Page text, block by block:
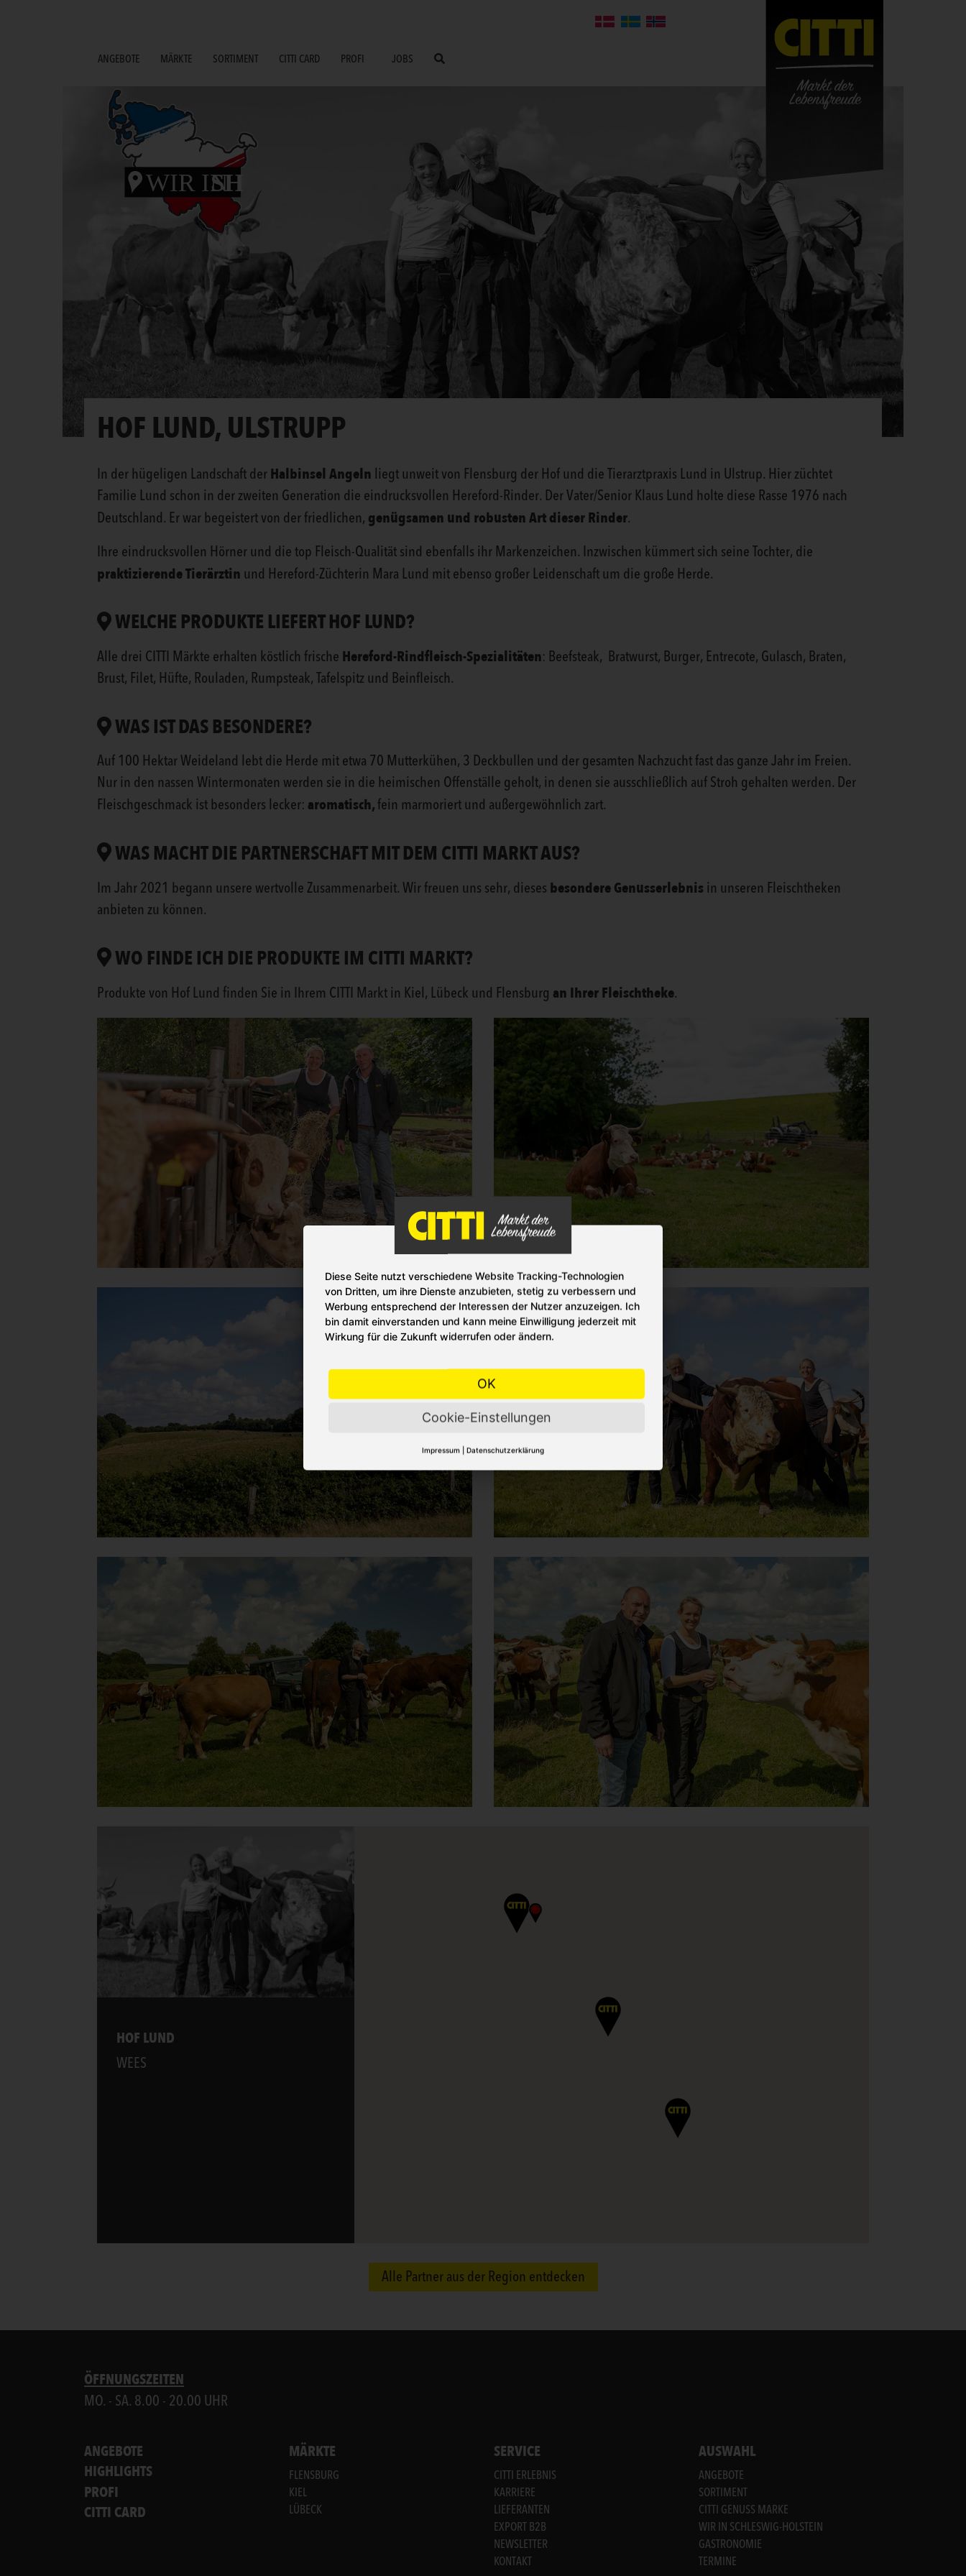
ANGEBOTE MÄRKTE SORTIMENT CITTI CARD PROFI JOBS
HOF LUND, ULSTRUPP
In der hügeligen Landschaft der Halbinsel Angeln liegt unweit von Flensburg der Hof und die Tierarztpraxis Lund in Ulstrup. Hier züchtet
Familie Lund schon in der zweiten Generation die eindrucksvollen Hereford-Rinder. Der Vater/Senior Klaus Lund holte diese Rasse 1976 nach
Deutschland. Er war begeistert von der friedlichen, genügsamen und robusten Art dieser Rinder.
Ihre eindrucksvollen Hörner und die top Fleisch-Qualität sind ebenfalls ihr Markenzeichen. Inzwischen kümmert sich seine Tochter, die
praktizierende Tierärztin und Hereford-Züchterin Mara Lund mit ebenso großer Leidenschaft um die große Herde.
WELCHE PRODUKTE LIEFERT HOF LUND?
Alle drei CITTI Märkte erhalten köstlich frische Hereford-Rindfleisch-Spezialitäten: Beefsteak, Bratwurst, Burger, Entrecote, Gulasch, Braten,
Brust, Filet, Hüfte, Rouladen, Rumpsteak, Tafelspitz und Beinfleisch.
WAS IST DAS BESONDERE?
Auf 100 Hektar Weideland lebt die Herde mit etwa 70 Mutterkühen, 3 Deckbullen und der gesamten Nachzucht fast das ganze Jahr im Freien.
Nur in den nassen Wintermonaten werden sie in die heimischen Offenställe geholt, in denen sie ausschließlich auf Stroh gehalten werden. Der
Fleischgeschmack ist besonders lecker: aromatisch, fein marmoriert und außergewöhnlich zart.
WAS MACHT DIE PARTNERSCHAFT MIT DEM CITTI MARKT AUS?
Im Jahr 2021 begann unsere wertvolle Zusammenarbeit. Wir freuen uns sehr, dieses besondere Genusserlebnis in unseren Fleischtheken
anbieten zu können.
WO FINDE ICH DIE PRODUKTE IM CITTI MARKT?
Produkte von Hof Lund finden Sie in Ihrem CITTI Markt in Kiel, Lübeck und Flensburg an Ihrer Fleischtheke.
HOF LUND
WEES
Alle Partner aus der Region entdecken
ÖFFNUNGSZEITEN
MO. - SA. 8.00 - 20.00 UHR
ANGEBOTE
HIGHLIGHTS
PROFI
CITTI CARD
MÄRKTE
FLENSBURG
KIEL
LÜBECK
SERVICE
CITTI ERLEBNIS
KARRIERE
LIEFERANTEN
EXPORT B2B
NEWSLETTER
KONTAKT
AUSWAHL
ANGEBOTE
SORTIMENT
CITTI GENUSS MARKE
WIR IN SCHLESWIG-HOLSTEIN
GASTRONOMIE
TERMINE
Diese Seite nutzt verschiedene Website Tracking-Technologien
von Dritten, um ihre Dienste anzubieten, stetig zu verbessern und
Werbung entsprechend der Interessen der Nutzer anzuzeigen. Ich
bin damit einverstanden und kann meine Einwilligung jederzeit mit
Wirkung für die Zukunft widerrufen oder ändern.
OK
Cookie-Einstellungen
Impressum Datenschutzerklärung